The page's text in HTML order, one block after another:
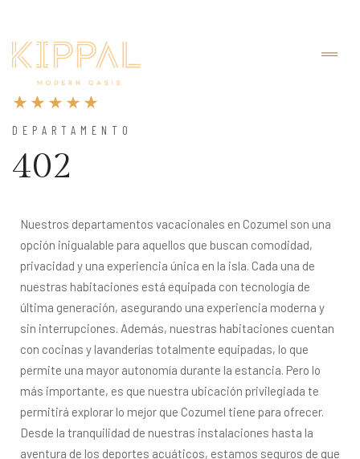
DEPARTAMENTO
402
Nuestros departamentos vacacionales en Cozumel son una
opción inigualable para aquellos que buscan comodidad,
privacidad y una experiencia única en la isla. Cada una de
nuestras habitaciones está equipada con tecnología de
última generación, asegurando una experiencia moderna y
sin interrupciones. Además, nuestras habitaciones cuentan
con cocinas y lavanderías totalmente equipadas, lo que
permite una mayor autonomía durante la estancia. Pero lo
más importante, es que nuestra ubicación privilegiada te
permitirá explorar lo mejor que Cozumel tiene para ofrecer.
Desde la tranquilidad de nuestras instalaciones hasta la
aventura de los deportes acuáticos, estamos seguros de que